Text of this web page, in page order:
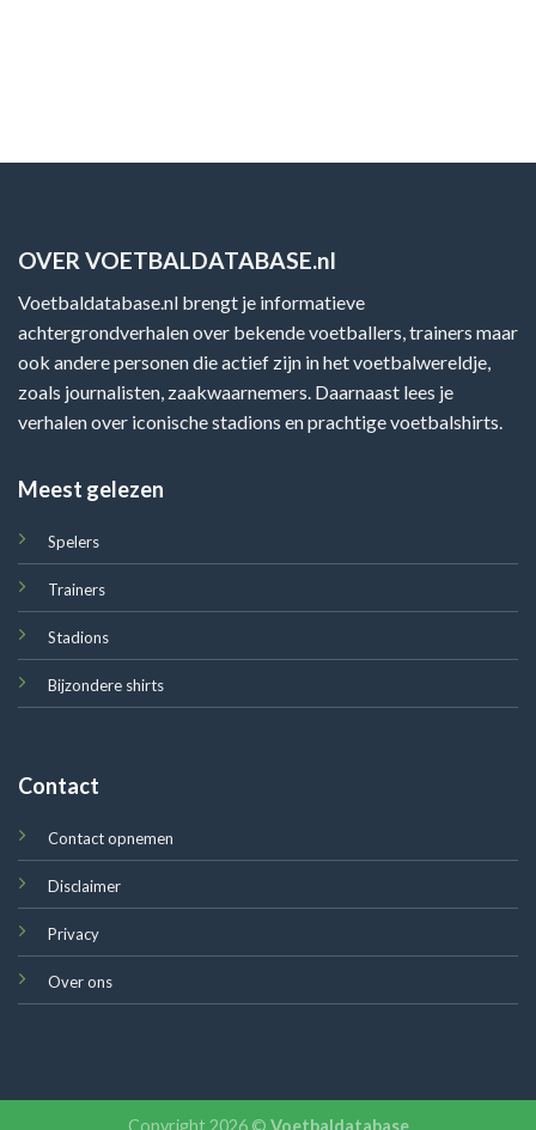
OVER VOETBALDATABASE.nl
Voetbaldatabase.nl brengt je informatieve
achtergrondverhalen over bekende voetballers, trainers maar
ook andere personen die actief zijn in het voetbalwereldje,
zoals journalisten, zaakwaarnemers. Daarnaast lees je
verhalen over iconische stadions en prachtige voetbalshirts.
Meest gelezen
Spelers
Trainers
Stadions
Bijzondere shirts
Contact
Contact opnemen
Disclaimer
Privacy
Over ons